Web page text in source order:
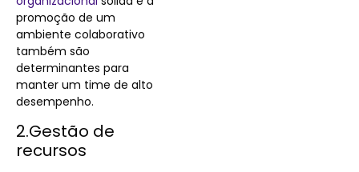
promoção de um
ambiente colaborativo
também são
determinantes para
manter um time de alto
desempenho.
2.Gestão de
recursos